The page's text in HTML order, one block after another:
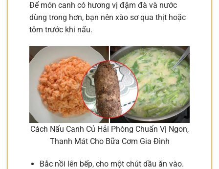
Để món canh có hương vị đậm đà và nước
dùng trong hơn, bạn nên xào sơ qua thịt hoặc
tôm trước khi nấu.
Cách Nấu Canh Củ Hải Phòng Chuẩn Vị Ngon,
Thanh Mát Cho Bữa Cơm Gia Đình
Bắc nồi lên bếp, cho một chút dầu ăn vào.